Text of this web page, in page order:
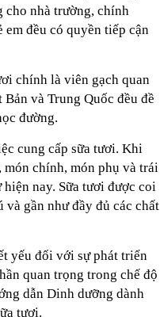
cho nhà trường, chính
em đều có quyền tiếp cận
chính là viên gạch quan
và Trung Quốc đều đề
đường.
cung cấp sữa tươi. Khi
chính, món phụ và trái
nay. Sữa tươi được coi
gần như đầy đủ các chất
yếu đối với sự phát triển
quan trọng trong chế độ
dẫn Dinh dưỡng dành
tươi.